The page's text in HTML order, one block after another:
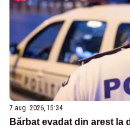
7 aug. 2026, 15:34
Bărbat evadat din arest la